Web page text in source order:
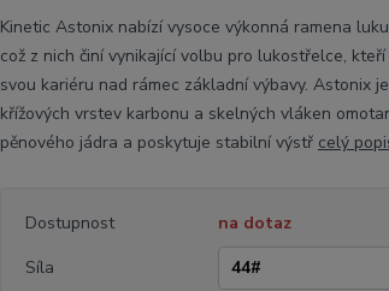
Kinetic Astonix nabízí vysoce výkonná ramena
což z nich činí vynikající volbu pro lukostřelce,
svou kariéru nad rámec základní výbavy. Astonix
křížových vrstev karbonu a skelných vláken
pěnového jádra a poskytuje stabilní výstř celý
Dostupnost
na dotaz
Síla